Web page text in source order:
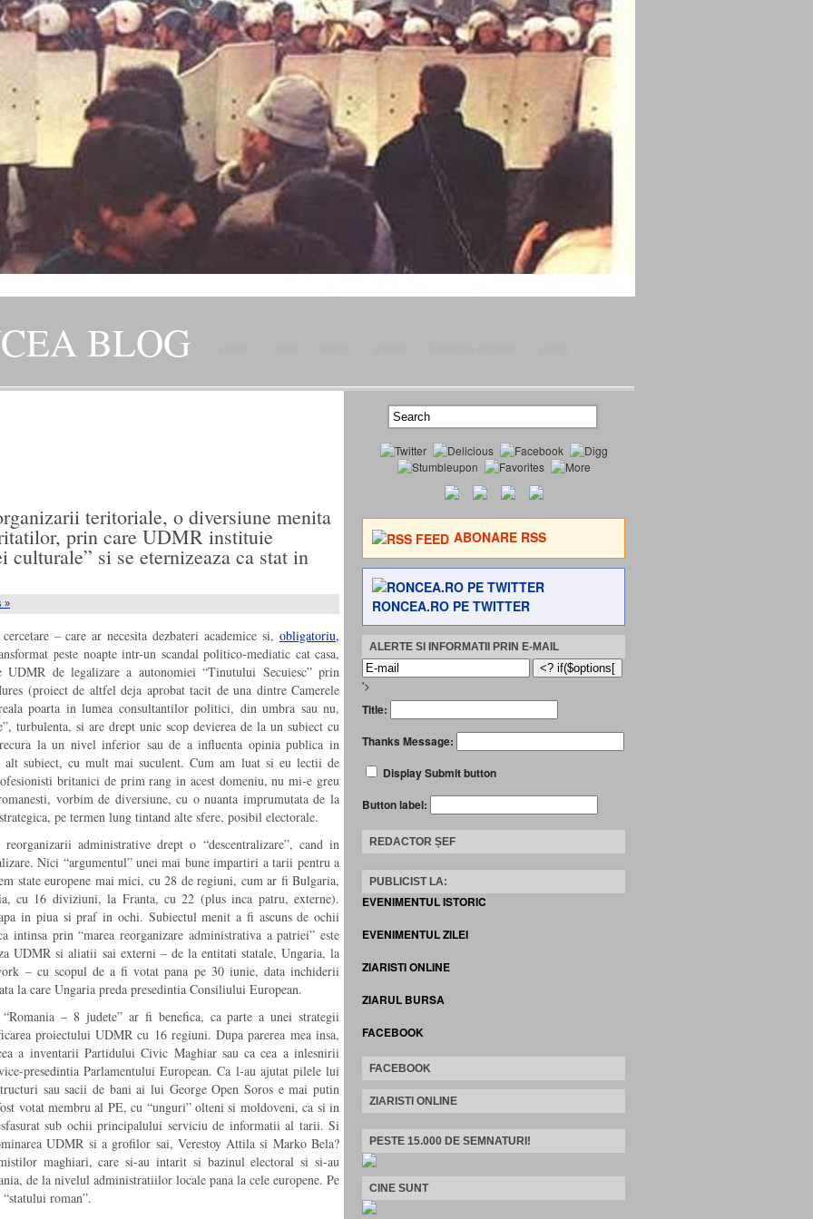
BLOG
teritoriale, o diversiune menita
prin care UDMR instituie
culturale” si se eternizeaza ca stat in
»
– care ar necesita dezbateri academice si, obligatoriu,
peste noapte intr-un scandal politico-mediatic cat casa,
de legalizare a autonomiei “Tinutului Secuiesc” prin
(proiect de altfel deja aprobat tacit de una dintre Camerele
poarta in lumea consultantilor politici, din umbra sau nu,
turbulenta, si are drept unic scop devierea de la un subiect cu
la un nivel inferior sau de a influenta opinia publica in
alt subiect, cu mult mai suculent. Cum am luat si eu lectii de
britanici de prim rang in acest domeniu, nu mi-e greu
vorbim de diversiune, cu o nuanta imprumutata de la
pe termen lung tintand alte sfere, posibil electorale.
administrative drept o “descentralizare”, cand in
Nici “argumentul” unei mai bune impartiri a tarii pentru a
state europene mai mici, cu 28 de regiuni, cum ar fi Bulgaria,
cu 16 diviziuni, la Franta, cu 22 (plus inca patru, externe).
in piua si praf in ochi. Subiectul menit a fi ascuns de ochii
intinsa prin “marea reorganizare administrativa a patriei” este
UDMR si aliatii sai externi – de la entitati statale, Ungaria, la
– cu scopul de a fi votat pana pe 30 iunie, data inchiderii
la care Ungaria preda presedintia Consiliului European.
– 8 judete” ar fi benefica, ca parte a unei strategii
proiectului UDMR cu 16 regiuni. Dupa parerea mea insa,
a inventarii Partidului Civic Maghiar sau ca cea a inlesnirii
presedintia Parlamentului European. Ca l-au ajutat pilele lui
sau sacii de bani ai lui George Open Soros e mai putin
votat membru al PE, cu “unguri” olteni si moldoveni, ca si in
sub ochii principalului serviciu de informatii al tarii. Si
UDMR si a grofilor sai, Verestoy Attila si Marko Bela?
maghiari, care si-au intarit si bazinul electoral si si-au
de la nivelul administratiilor locale pana la cele europene. Pe
roman”.
ABONARE RSS
RONCEA.RO PE TWITTER
ALERTE SI INFORMATII PRIN E-MAIL
'>
Title:
Thanks Message:
Display Submit button
Button label:
REDACTOR ȘEF
PUBLICIST LA:
EVENIMENTUL ISTORIC
EVENIMENTUL ZILEI
ZIARISTI ONLINE
ZIARUL BURSA
FACEBOOK
FACEBOOK
ZIARISTI ONLINE
PESTE 15.000 DE SEMNATURI!
CINE SUNT